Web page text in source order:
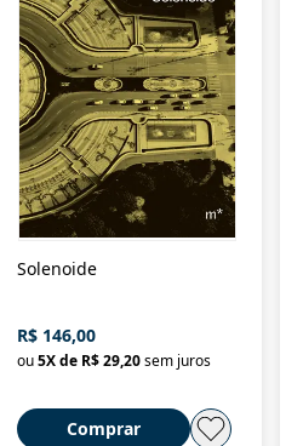
Solenoide
R$ 146,00
ou5X de R$ 29,20sem juros
Comprar